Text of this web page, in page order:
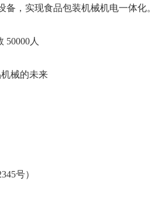
，实现食品包装机械机电一体化。
50000 人
械的未来
号）